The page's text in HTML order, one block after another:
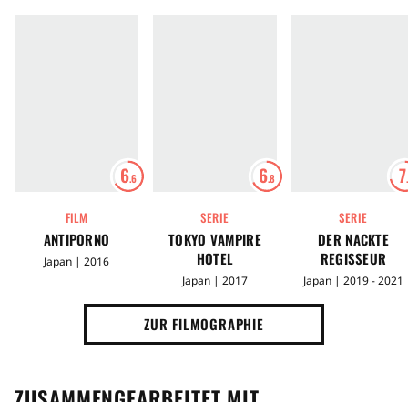
6.6
FILM
ANTIPORNO
Japan | 2016
6.8
SERIE
TOKYO VAMPIRE
HOTEL
Japan | 2017
7
SERIE
DER NACKTE
REGISSEUR
Japan | 2019 - 2021
ZUR FILMOGRAPHIE